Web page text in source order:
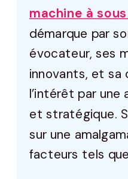
machine à
démarque par
évocateur, ses
innovants, et
l’intérêt par une
et stratégique.
sur une
facteurs tels